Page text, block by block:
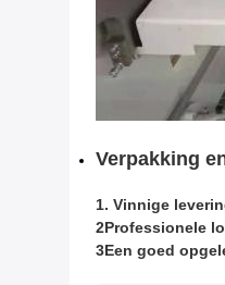
Verpakking
1. Vinnige
2Professionele
3Een goed